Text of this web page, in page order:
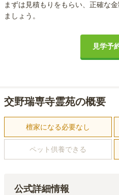
まずは見積もりをもらい、正確な
ましょう。
見学予
交野瑞専寺霊苑の概要
檀家になる必要なし
ペット供養できる
公式詳細情報